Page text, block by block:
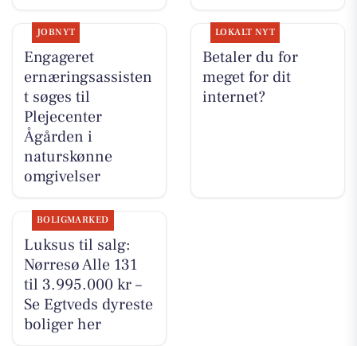
JOBNYT
Engageret
ernæringsassisten
t søges til
Plejecenter
Ågården i
naturskønne
omgivelser
LOKALT NYT
Betaler du for
meget for dit
internet?
BOLIGMARKED
Luksus til salg:
Nørresø Alle 131
til 3.995.000 kr –
Se Egtveds dyreste
boliger her